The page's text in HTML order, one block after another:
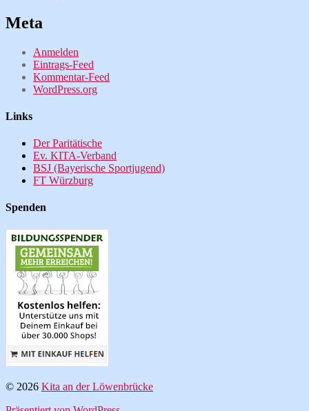
Meta
Anmelden
Eintrags-Feed
Kommentar-Feed
WordPress.org
Links
Der Paritätische
Ev. KITA-Verband
BSJ (Bayerische Sportjugend)
FT Würzburg
Spenden
© 2026 Kita an der Löwenbrücke